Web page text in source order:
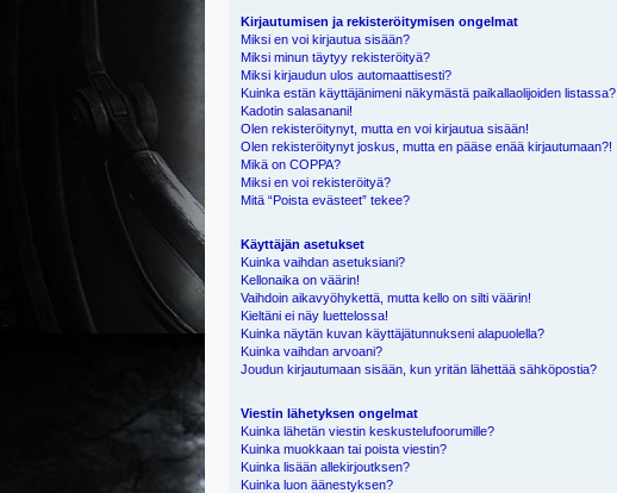
Kirjautumisen ja rekisteröitymisen ongelmat
Miksi en voi kirjautua sisään?
Miksi minun täytyy rekisteröityä?
Miksi kirjaudun ulos automaattisesti?
Kuinka estän käyttäjänimeni näkymästä paikallaolijoiden listassa?
Kadotin salasanani!
Olen rekisteröitynyt, mutta en voi kirjautua sisään!
Olen rekisteröitynyt joskus, mutta en pääse enää kirjautumaan?!
Mikä on COPPA?
Miksi en voi rekisteröityä?
Mitä “Poista evästeet” tekee?
Käyttäjän asetukset
Kuinka vaihdan asetuksiani?
Kellonaika on väärin!
Vaihdoin aikavyöhykettä, mutta kello on silti väärin!
Kieltäni ei näy luettelossa!
Kuinka näytän kuvan käyttäjätunnukseni alapuolella?
Kuinka vaihdan arvoani?
Joudun kirjautumaan sisään, kun yritän lähettää sähköpostia?
Viestin lähetyksen ongelmat
Kuinka lähetän viestin keskustelufoorumille?
Kuinka muokkaan tai poista viestin?
Kuinka lisään allekirjoutksen?
Kuinka luon äänestyksen?